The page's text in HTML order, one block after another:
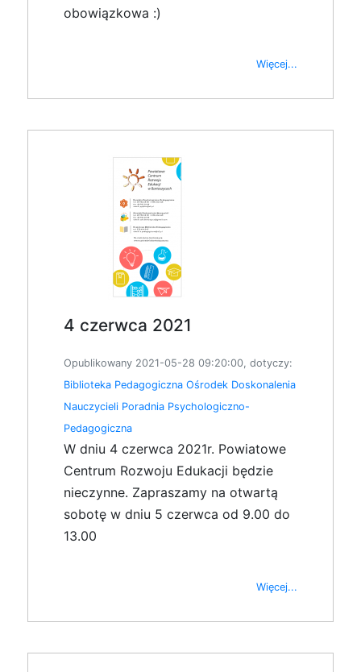
obowiązkowa :)
Więcej...
4 czerwca 2021
Opublikowany 2021-05-28 09:20:00, dotyczy:
Biblioteka Pedagogiczna Ośrodek Doskonalenia
Nauczycieli Poradnia Psychologiczno-
Pedagogiczna
W dniu 4 czerwca 2021r. Powiatowe
Centrum Rozwoju Edukacji będzie
nieczynne. Zapraszamy na otwartą
sobotę w dniu 5 czerwca od 9.00 do
13.00
Więcej...